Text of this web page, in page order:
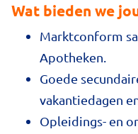
Wat bieden we
Marktconform
Apotheken.
Goede
vakantiedagen
Opleidings- en